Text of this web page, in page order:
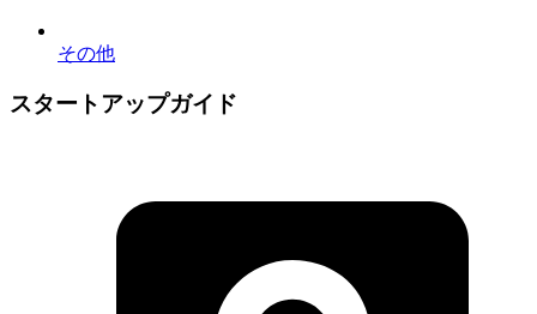
その他
スタートアップガイド